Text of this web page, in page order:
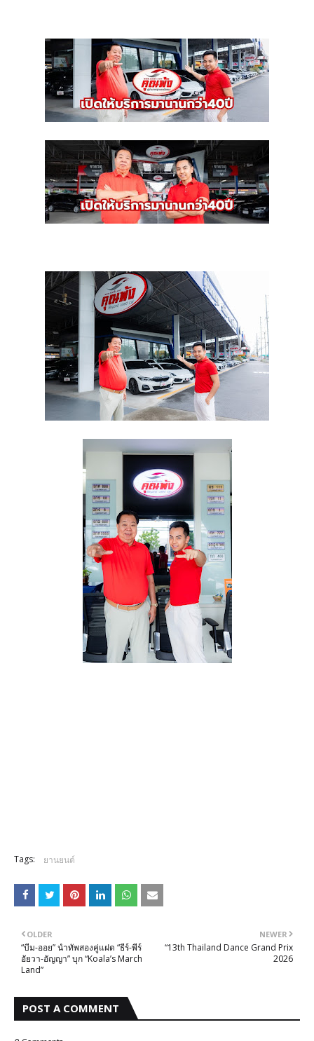
Tags: ยานยนต์
NEWER
“13th Thailand Dance Grand Prix
2026
OLDER
“บีม-ออย” นำทัพสองคู่แฝด “ธีร์-พีร์
อัยวา-อัญญา” บุก “Koala’s March
Land”
POST A COMMENT